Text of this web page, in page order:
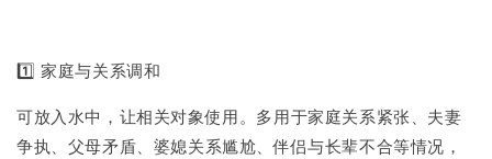
1️⃣ 家庭与关系调和
可放入水中，让相关对象使用。多用于家庭关系紧张、夫妻
争执、父母矛盾、婆媳关系尴尬、伴侣与长辈不合等情况，